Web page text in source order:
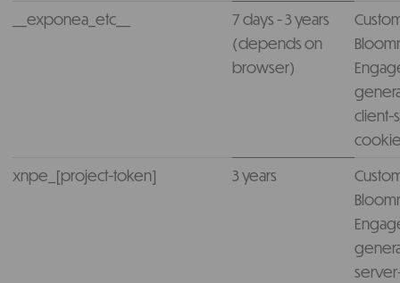
__exponea_etc__
7 days - 3 years
(depends on
browser)
client-
xnpe_[project-token]
3 years